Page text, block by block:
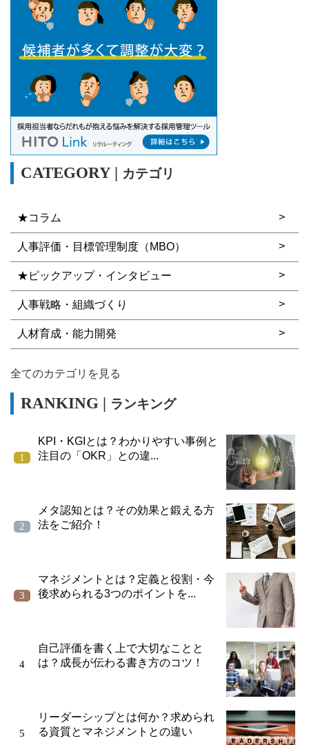
カテゴリ
★コラム
人事評価・目標管理制度（MBO）
★ピックアップ・インタビュー
人事戦略・組織づくり
人材育成・能力開発
全てのカテゴリを見る
ランキング
KPI・KGIとは？わかりやすい事例と
注目の「OKR」との違...
メタ認知とは？その効果と鍛える方
法をご紹介！
マネジメントとは？定義と役割・今
後求められる3つのポイントを...
自己評価を書く上で大切なことと
は？成長が伝わる書き方のコツ！
リーダーシップとは何か？求められ
る資質とマネジメントとの違い